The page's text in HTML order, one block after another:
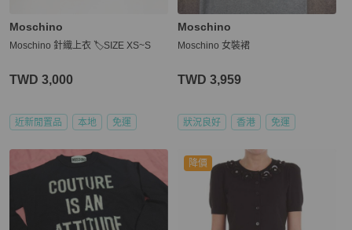
Moschino
Moschino 針織上衣 🏷️SIZE XS~S
TWD 3,000
近新閒置品 本地 免運
Moschino
Moschino 女裝裙
TWD 3,959
狀況良好 香港 免運
降價